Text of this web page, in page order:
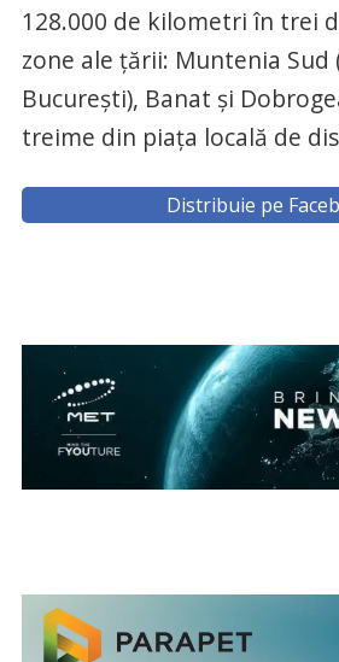
128.000 de kilometri în trei
zone ale țării: Muntenia Sud
București), Banat și
treime din piața locală de
Distribuie pe